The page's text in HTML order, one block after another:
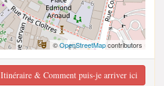
©OpenStreetMapcontributors
Itinéraire & Comment puis-je arriver ici